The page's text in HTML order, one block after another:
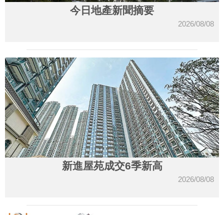
今日地產新聞摘要
2026/08/08
新進屋苑成交6季新高
2026/08/08